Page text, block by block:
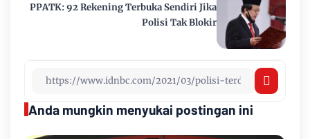
PPATK: 92 Rekening Terbuka Sendiri Jika
Polisi Tak Blokir
Anda mungkin menyukai postingan ini